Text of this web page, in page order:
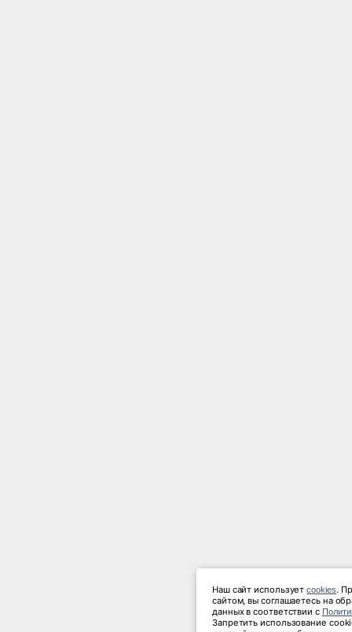
Наш сайт использует cookies.
сайтом, вы соглашаетесь на
данных в соответствии с
Запретить использование